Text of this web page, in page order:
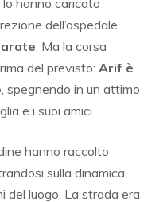
dell’ospedale
. Ma la corsa
del previsto: Arif è
, spegnendo in un attimo
e i suoi amici.
hanno raccolto
sulla dinamica
del luogo. La strada era